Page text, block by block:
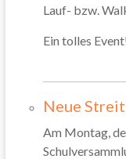
Lauf- bzw.
Ein tolles
Neue
Am Montag,